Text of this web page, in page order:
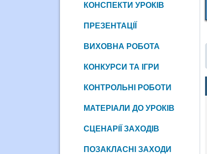
КОНСПЕКТИ УРОКІВ
ПРЕЗЕНТАЦІЇ
ВИХОВНА РОБОТА
КОНКУРСИ ТА ІГРИ
КОНТРОЛЬНІ РОБОТИ
МАТЕРІАЛИ ДО УРОКІВ
СЦЕНАРІЇ ЗАХОДІВ
ПОЗАКЛАСНІ ЗАХОДИ